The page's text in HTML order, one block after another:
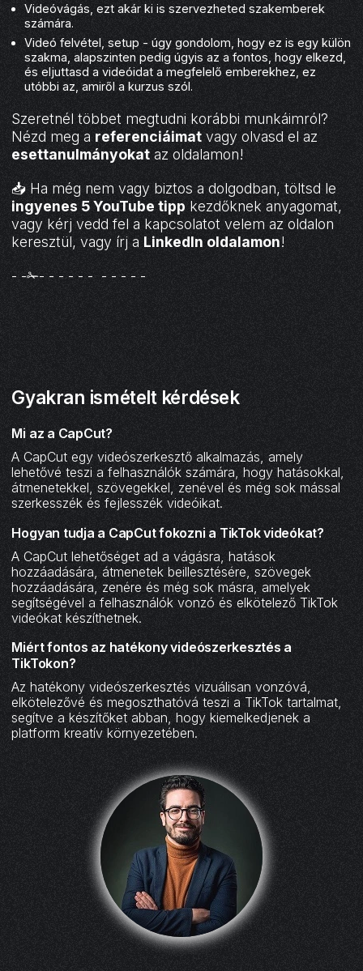
Videóvágás, ezt akár ki is szervezheted szakemberek
számára.
Videó felvétel, setup - úgy gondolom, hogy ez is egy külön
szakma, alapszinten pedig úgyis az a fontos, hogy elkezd,
és eljuttasd a videóidat a megfelelő emberekhez, ez
utóbbi az, amiről a kurzus szól.
Szeretnél többet megtudni korábbi munkáimról?
Nézd meg a referenciáimat vagy olvasd el az
esettanulmányokat az oldalamon!
📥 Ha még nem vagy biztos a dolgodban, töltsd le
ingyenes 5 YouTube tipp kezdőknek anyagomat,
vagy kérj vedd fel a kapcsolatot velem az oldalon
keresztül, vagy írj a LinkedIn oldalamon!
- -✁- - - - - - - - - - -
Gyakran ismételt kérdések
Mi az a CapCut?
A CapCut egy videószerkesztő alkalmazás, amely
lehetővé teszi a felhasználók számára, hogy hatásokkal,
átmenetekkel, szövegekkel, zenével és még sok mással
szerkesszék és fejlesszék videóikat.
Hogyan tudja a CapCut fokozni a TikTok videókat?
A CapCut lehetőséget ad a vágásra, hatások
hozzáadására, átmenetek beillesztésére, szövegek
hozzáadására, zenére és még sok másra, amelyek
segítségével a felhasználók vonzó és elkötelező TikTok
videókat készíthetnek.
Miért fontos az hatékony videószerkesztés a
TikTokon?
Az hatékony videószerkesztés vizuálisan vonzóvá,
elkötelezővé és megoszthatóvá teszi a TikTok tartalmat,
segítve a készítőket abban, hogy kiemelkedjenek a
platform kreatív környezetében.‍